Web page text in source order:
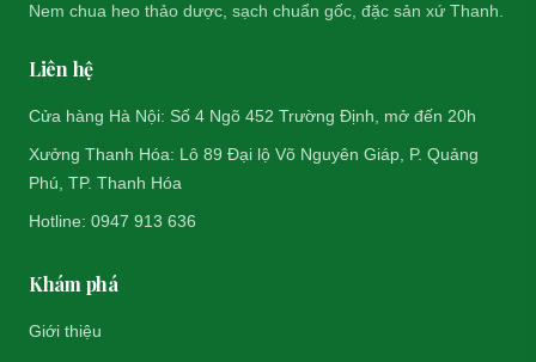
Nem chua heo thảo dược, sạch chuẩn gốc, đặc sản xứ Thanh.
Liên hệ
Cửa hàng Hà Nội: Số 4 Ngõ 452 Trường Định, mở đến 20h
Xưởng Thanh Hóa: Lô 89 Đại lộ Võ Nguyên Giáp, P. Quảng
Phú, TP. Thanh Hóa
Hotline: 0947 913 636
Khám phá
Giới thiệu